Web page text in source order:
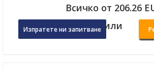
Всичко от 206.26
Изпратете ни запитване или